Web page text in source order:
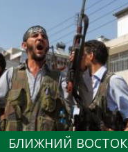
БЛИЖНИЙ ВОСТОК